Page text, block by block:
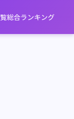
総合ランキング